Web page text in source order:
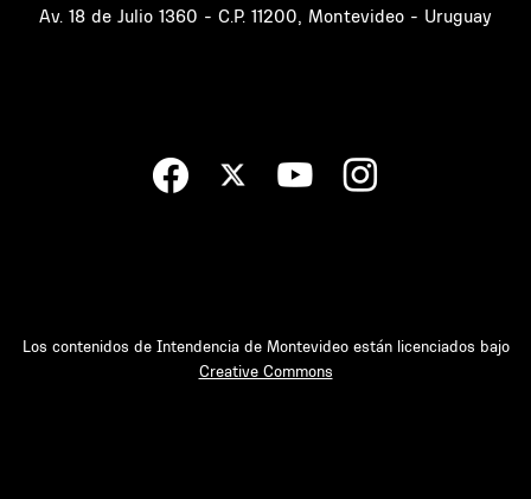
Av. 18 de Julio 1360 - C.P. 11200, Montevideo - Uruguay
Los contenidos de Intendencia de Montevideo están licenciados bajo
Creative Commons